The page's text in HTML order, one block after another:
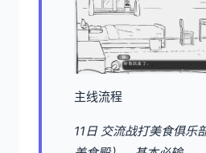
主线流程
11日 交流战打美食俱乐